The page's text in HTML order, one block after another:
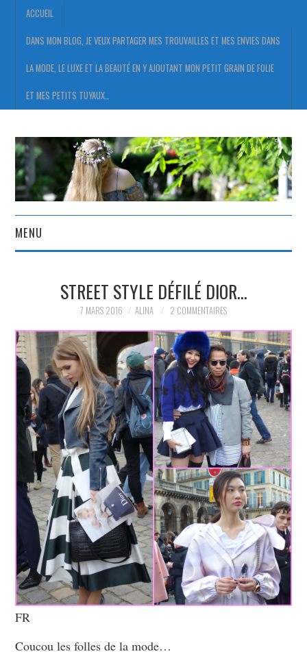
ACCUEIL
DANS MON BLOG, JE VEUX PARTAGER MES TROUVAILLES ET MES ENVIES DANS
LA MODE, LE LUXE ET LA BEAUTÉ EN Y AJOUTANT MON PETIT GRAIN DE FOLIE
ET MES PETITS TUYAUX…
MENU
DANS MON BLOG, JE VEUX
PARTAGER MES
TROUVAILLES ET MES
ENVIES DANS LA MODE, LE
LUXE ET LA BEAUTÉ EN Y
AJOUTANT MON PETIT
GRAIN DE FOLIE ET MES
PETITS TUYAUX…
STREET STYLE DÉFILÉ DIOR…
7 MARS 2016 ALINA 2 COMMENTAIRES
FR
Coucou les folles de la mode…